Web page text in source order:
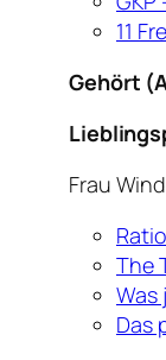
11
Gehört
Frau
The
Was
Das